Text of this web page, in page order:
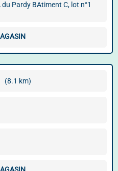
Pardy BAtiment C, lot n°1
(8.1 km)